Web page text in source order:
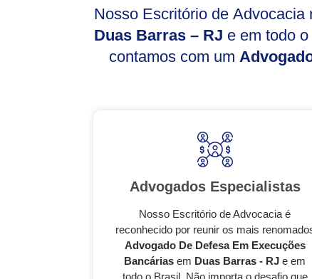
Nosso Escritório de Advocacia
Duas Barras – RJ e em todo
contamos com um
Advogados Especialistas
Nosso Escritório de Advocacia é
reconhecido por reunir os mais
Advogado De Defesa Em Execuções
Bancárias em Duas Barras - RJ e em
todo o Brasil. Não importa o desafio que